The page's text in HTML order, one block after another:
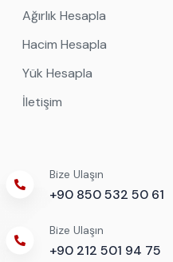
Ağırlık Hesapla
Hacim Hesapla
Yük Hesapla
İletişim
Bize Ulaşın
+90 850 532 50 61
Bize Ulaşın
+90 212 501 94 75